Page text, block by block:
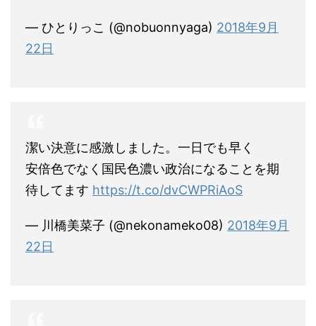
— ひとりっこ (@nobuonnyaga) 2018年9月
22日
潔い決意に感激しました。一日でも早く
安倍色でなく国民色濃い政治になることを期
待してます https://t.co/dvCWPRiAoS
— 川橋美菜子 (@nekonameko08) 2018年9月
22日